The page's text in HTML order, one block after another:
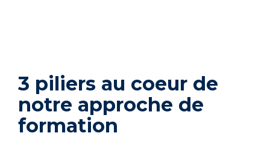
3 piliers au coeur de
notre approche de
formation